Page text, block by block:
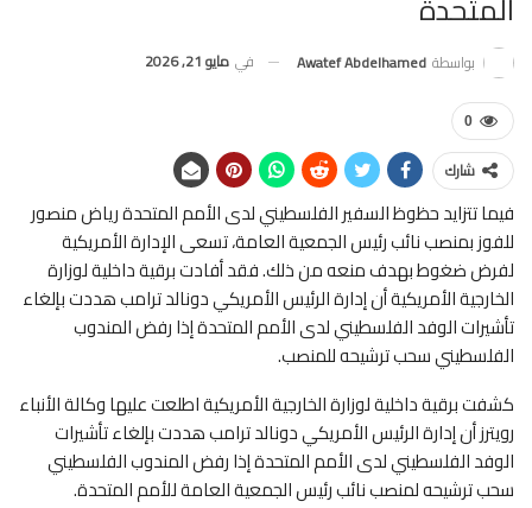
بواسطة Awatef Abdelhamed في مايو 21, 2026
0
شارك
فيما تتزايد حظوظ السفير الفلسطيني لدى الأمم المتحدة رياض منصور
للفوز بمنصب نائب رئيس الجمعية العامة، تسعى الإدارة الأمريكية
لفرض ضغوط بهدف منعه من ذلك. فقد أفادت برقية داخلية لوزارة
الخارجية الأمريكية أن إدارة الرئيس الأمريكي دونالد ترامب هددت ​بإلغاء
تأشيرات ‌الوفد الفلسطيني لدى الأمم المتحدة إذا رفض المندوب
الفلسطيني سحب ترشيحه للمنصب.
كشفت برقية داخلية لوزارة الخارجية الأمريكية اطلعت عليها وكالة الأنباء
رويترز أن إدارة الرئيس الأمريكي دونالد ترامب هددت ​بإلغاء تأشيرات
‌الوفد الفلسطيني لدى الأمم المتحدة إذا رفض المندوب الفلسطيني
سحب ترشيحه لمنصب نائب رئيس الجمعية العامة للأمم المتحدة.